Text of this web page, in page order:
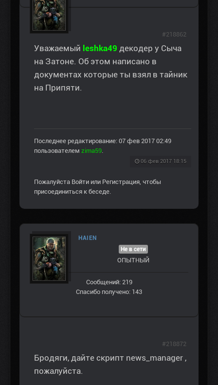
Уважаемый leshka49 декодер у Сыча
на Затоне. Об этом написано в
документах которые ты взял в тайник
на Припяти.
Последнее редактирование: 07 фев 2017 02:49
пользователем zima59.
06 фев 2017 18:15
#218862
Пожалуйста Войти или Регистрация, чтобы
присоединиться к беседе.
HAIEN
Не в сети
ОПЫТНЫЙ
Сообщений: 219
Спасибо получено: 143
Бродяги, дайте скрипт news_manager ,
пожалуйста.
#218872